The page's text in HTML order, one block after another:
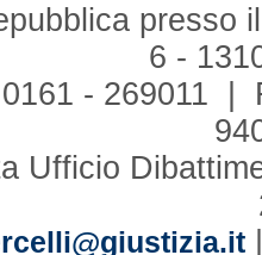
presso
6 -
- 269011 |
Ufficio
|